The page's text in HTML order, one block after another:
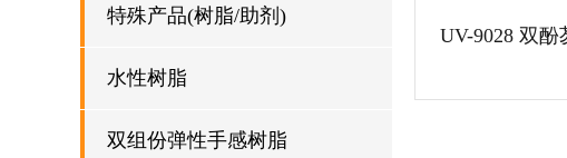
特殊产品(树脂/助剂)
水性树脂
双组份弹性手感树脂